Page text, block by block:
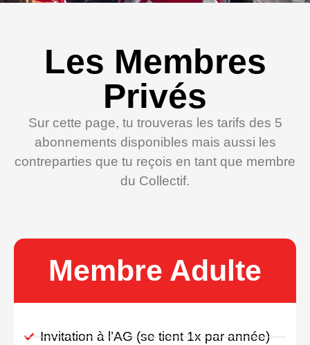
Les Membres
Privés
Sur cette page, tu trouveras les tarifs des 5
abonnements disponibles mais aussi les
contreparties que tu reçois en tant que membre
du Collectif.
Membre Adulte
Invitation à l’AG (se tient 1x par année)